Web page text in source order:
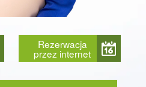
Rezerwacja
przez internet